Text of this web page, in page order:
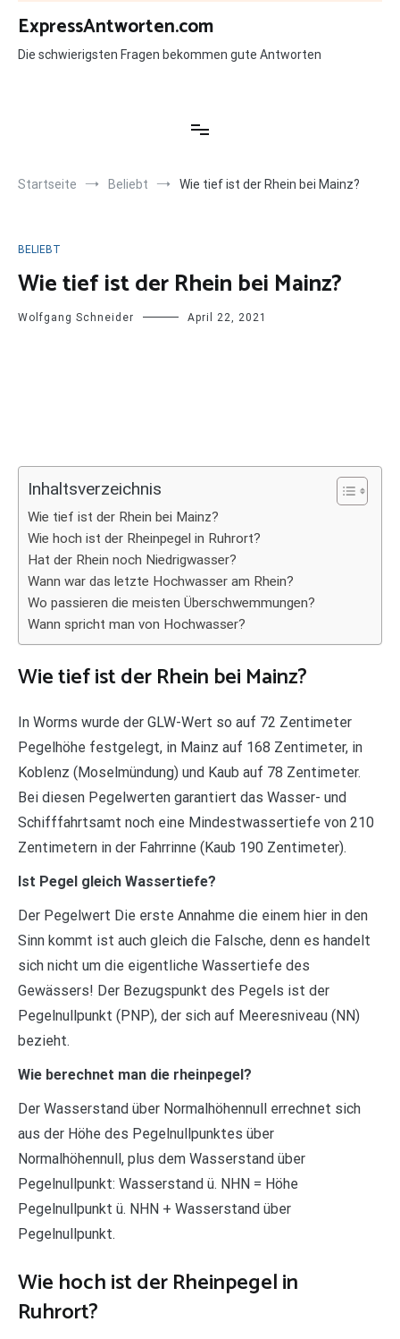
Zum
Inhalt
springen
ExpressAntworten.com
Die schwierigsten Fragen bekommen gute Antworten
Startseite Beliebt Wie tief ist der Rhein bei Mainz?
BELIEBT
Wie tief ist der Rhein bei Mainz?
Wolfgang Schneider April 22, 2021
Inhaltsverzeichnis
Wie tief ist der Rhein bei Mainz?
Wie hoch ist der Rheinpegel in Ruhrort?
Hat der Rhein noch Niedrigwasser?
Wann war das letzte Hochwasser am Rhein?
Wo passieren die meisten Überschwemmungen?
Wann spricht man von Hochwasser?
Wie tief ist der Rhein bei Mainz?
In Worms wurde der GLW-Wert so auf 72 Zentimeter
Pegelhöhe festgelegt, in Mainz auf 168 Zentimeter, in
Koblenz (Moselmündung) und Kaub auf 78 Zentimeter.
Bei diesen Pegelwerten garantiert das Wasser- und
Schifffahrtsamt noch eine Mindestwassertiefe von 210
Zentimetern in der Fahrrinne (Kaub 190 Zentimeter).
Ist Pegel gleich Wassertiefe?
Der Pegelwert Die erste Annahme die einem hier in den
Sinn kommt ist auch gleich die Falsche, denn es handelt
sich nicht um die eigentliche Wassertiefe des
Gewässers! Der Bezugspunkt des Pegels ist der
Pegelnullpunkt (PNP), der sich auf Meeresniveau (NN)
bezieht.
Wie berechnet man die rheinpegel?
Der Wasserstand über Normalhöhennull errechnet sich
aus der Höhe des Pegelnullpunktes über
Normalhöhennull, plus dem Wasserstand über
Pegelnullpunkt: Wasserstand ü. NHN = Höhe
Pegelnullpunkt ü. NHN + Wasserstand über
Pegelnullpunkt.
Wie hoch ist der Rheinpegel in
Ruhrort?